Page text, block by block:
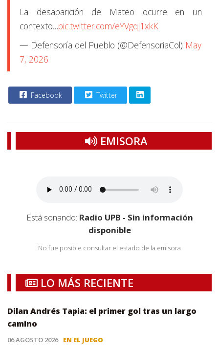
La desaparición de Mateo ocurre en un
contexto…pic.twitter.com/eYVgqj1xkK
— Defensoría del Pueblo (@DefensoriaCol) May
7, 2026
Facebook Twitter
EMISORA
Está sonando: Radio UPB - Sin información
disponible
No fue posible consultar el estado de la emisora
LO MÁS RECIENTE
Dilan Andrés Tapia: el primer gol tras un largo
camino
06 AGOSTO 2026 EN EL JUEGO